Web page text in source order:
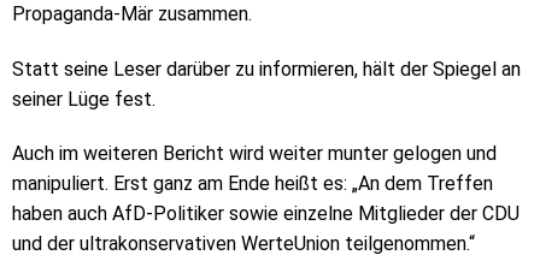
Propaganda-Mär zusammen.
Statt seine Leser darüber zu informieren, hält der Spiegel an
seiner Lüge fest.
Auch im weiteren Bericht wird weiter munter gelogen und
manipuliert. Erst ganz am Ende heißt es: „An dem Treffen
haben auch AfD-Politiker sowie einzelne Mitglieder der CDU
und der ultrakonservativen WerteUnion teilgenommen.“